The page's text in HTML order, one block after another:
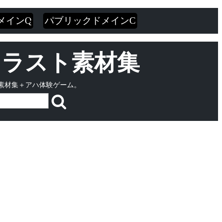
インQ パブリックドメインC
スト素材集
集＋アハ体験ゲーム。